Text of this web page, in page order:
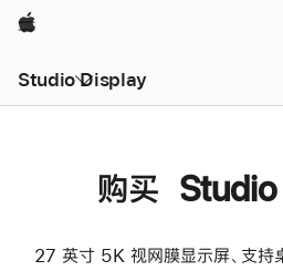
Apple
Studio Display
购买
27 英寸 5K 视网膜显示屏、支